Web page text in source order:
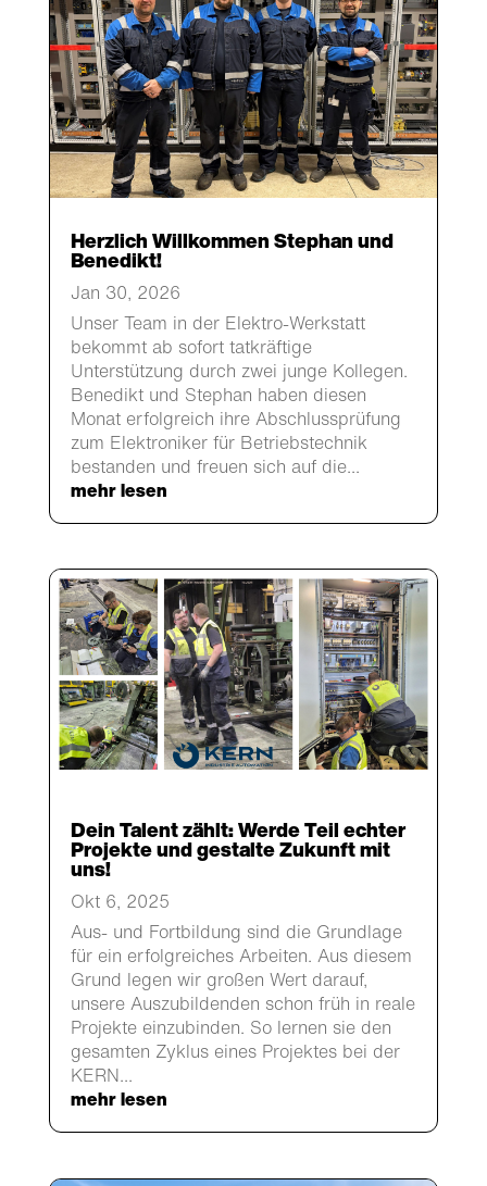
Herzlich Willkommen Stephan und
Benedikt!
Jan 30, 2026
Unser Team in der Elektro-Werkstatt
bekommt ab sofort tatkräftige
Unterstützung durch zwei junge Kollegen.
Benedikt und Stephan haben diesen
Monat erfolgreich ihre Abschlussprüfung
zum Elektroniker für Betriebstechnik
bestanden und freuen sich auf die...
mehr lesen
Dein Talent zählt: Werde Teil echter
Projekte und gestalte Zukunft mit
uns!
Okt 6, 2025
Aus- und Fortbildung sind die Grundlage
für ein erfolgreiches Arbeiten. Aus diesem
Grund legen wir großen Wert darauf,
unsere Auszubildenden schon früh in reale
Projekte einzubinden. So lernen sie den
gesamten Zyklus eines Projektes bei der
KERN...
mehr lesen